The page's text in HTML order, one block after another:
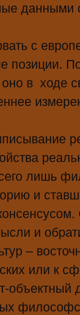
данными
с
позиции.
в ходе
лишь
и
и
–
или к